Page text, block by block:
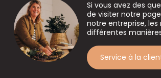
Si vous avez des
de visiter notre
notre entreprise,
différentes
Service à la